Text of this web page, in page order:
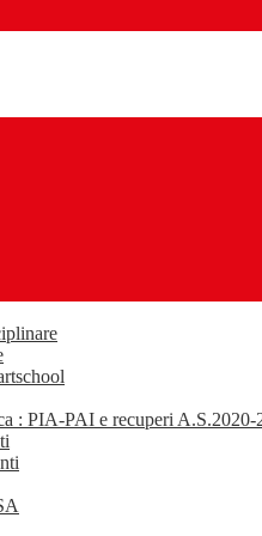
: PIA-PAI e recuperi A.S.2020-